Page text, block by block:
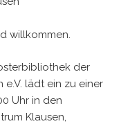
willkommen.
der
e.V. lädt ein zu einer
Uhr in den
Klausen,